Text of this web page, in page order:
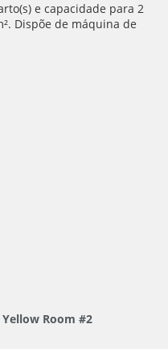
e capacidade para 2
Dispõe de máquina de
Room #2